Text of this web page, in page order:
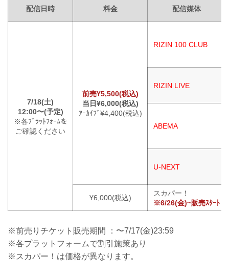
配信日時 料金 配信媒体
7/18(土)
12:00〜(予定)
※各ﾌﾟﾗｯﾄﾌｫｰﾑを
ご確認ください
前売¥5,500(税込)
当日¥6,000(税込)
ｱｰｶｲﾌﾞ¥4,400(税込)
RIZIN 100 CLUB
RIZIN LIVE
ABEMA
U-NEXT
¥6,000(税込)
スカパー！
※6/26(金)~販売ｽﾀｰﾄ
※前売りチケット販売期間 ：〜7/17(金)23:59
※各プラットフォームで割引施策あり
※スカパー！は価格が異なります。